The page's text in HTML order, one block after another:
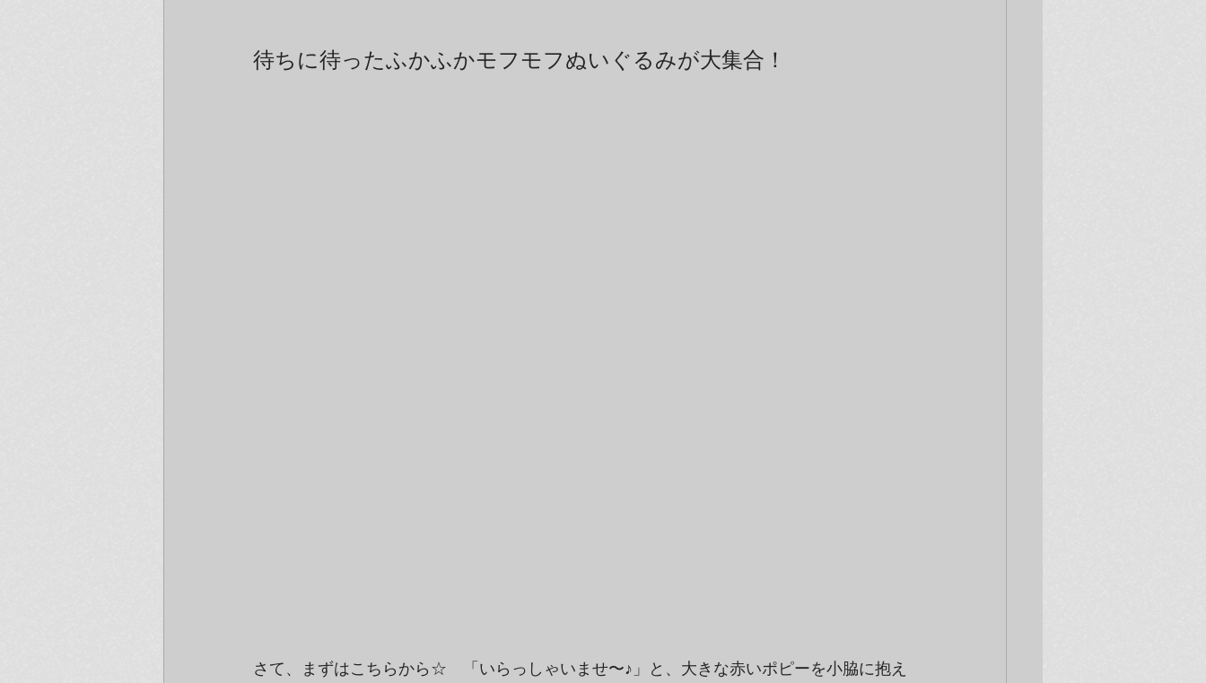
待ちに待ったふかふかモフモフぬいぐるみが大集合！
さて、まずはこちらから☆　「いらっしゃいませ〜♪」と、大きな赤いポピーを小脇に抱え